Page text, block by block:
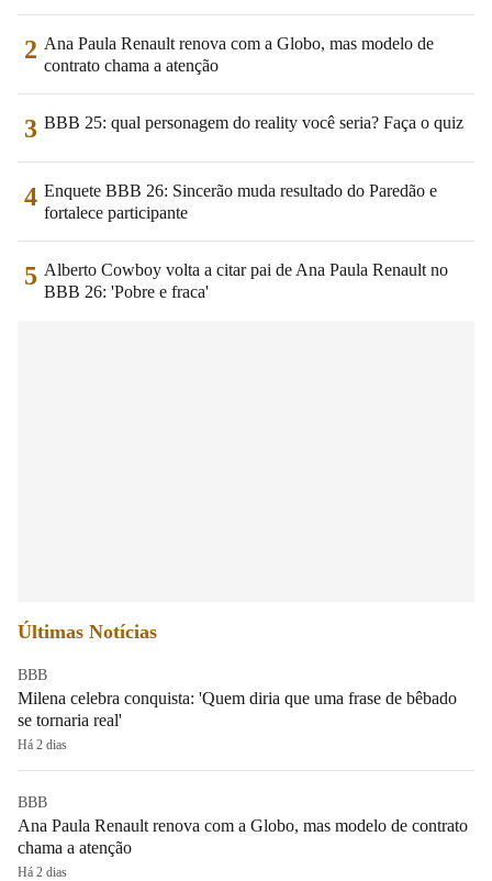
2 Ana Paula Renault renova com a Globo, mas modelo de
contrato chama a atenção
3 BBB 25: qual personagem do reality você seria? Faça o quiz
4 Enquete BBB 26: Sincerão muda resultado do Paredão e
fortalece participante
5 Alberto Cowboy volta a citar pai de Ana Paula Renault no
BBB 26: 'Pobre e fraca'
Últimas Notícias
BBB
Milena celebra conquista: 'Quem diria que uma frase de bêbado
se tornaria real'
Há 2 dias
BBB
Ana Paula Renault renova com a Globo, mas modelo de contrato
chama a atenção
Há 2 dias